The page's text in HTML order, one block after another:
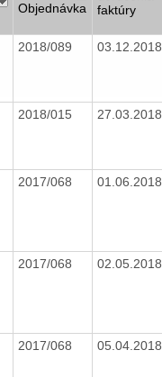
Objednávka
faktúry
2018/089 03.12.2018
2018/015 27.03.2018
2017/068 01.06.2018
2017/068 02.05.2018
2017/068 05.04.2018